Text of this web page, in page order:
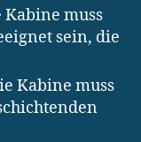
Kabine muss
sein, die
Kabine muss